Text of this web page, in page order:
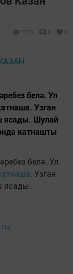
1179 0 0
белә. Ул
Узган
ясады. Шулай
катнашты
белә. Ул
. Узган
ясады.